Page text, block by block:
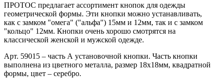
ПРОТОС предлагает ассортимент кнопок для одежды
геометрической формы. Эти кнопки можно устанавливать,
как с замком "омега" ("альфа") 15мм и 12мм, так и с замком
"кольцо" 12мм. Кнопки очень хорошо смотрятся на
классической женской и мужской одежде.
Арт. 59015 – часть А установочной кнопки. Часть кнопки
выполнена из цветного металла, размер 18х18мм, квадратной
формы, цвет – серебро.